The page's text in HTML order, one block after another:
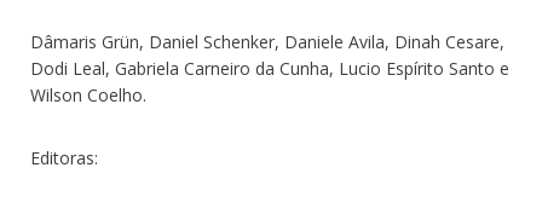
Dâmaris Grün, Daniel Schenker, Daniele Avila, Dinah Cesare,
Dodi Leal, Gabriela Carneiro da Cunha, Lucio Espírito Santo e
Wilson Coelho.
Editoras: